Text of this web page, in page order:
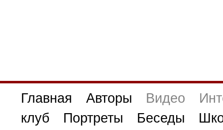
Главная Авторы Видео
клуб
Портреты Беседы